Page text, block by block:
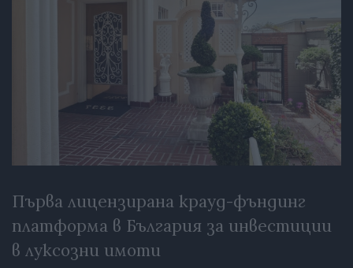
Първа лицензирана крауд-фъндинг
платформа в България за инвестиции
в луксозни имоти